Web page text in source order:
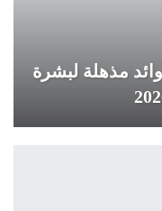
زيت الثوم للبشرة | 7 فوائد مذهلة لبشرة